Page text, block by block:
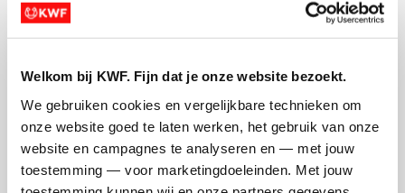
Welkom bij KWF. Fijn dat je onze website bezoekt.
We gebruiken cookies en vergelijkbare technieken om
onze website goed te laten werken, het gebruik van onze
website en campagnes te analyseren en — met jouw
toestemming — voor marketingdoeleinden. Met jouw
Rebekka's badges